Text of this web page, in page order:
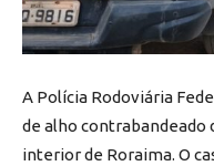
A Polícia Rodoviária
de alho contrabandeado
interior de Roraima. O